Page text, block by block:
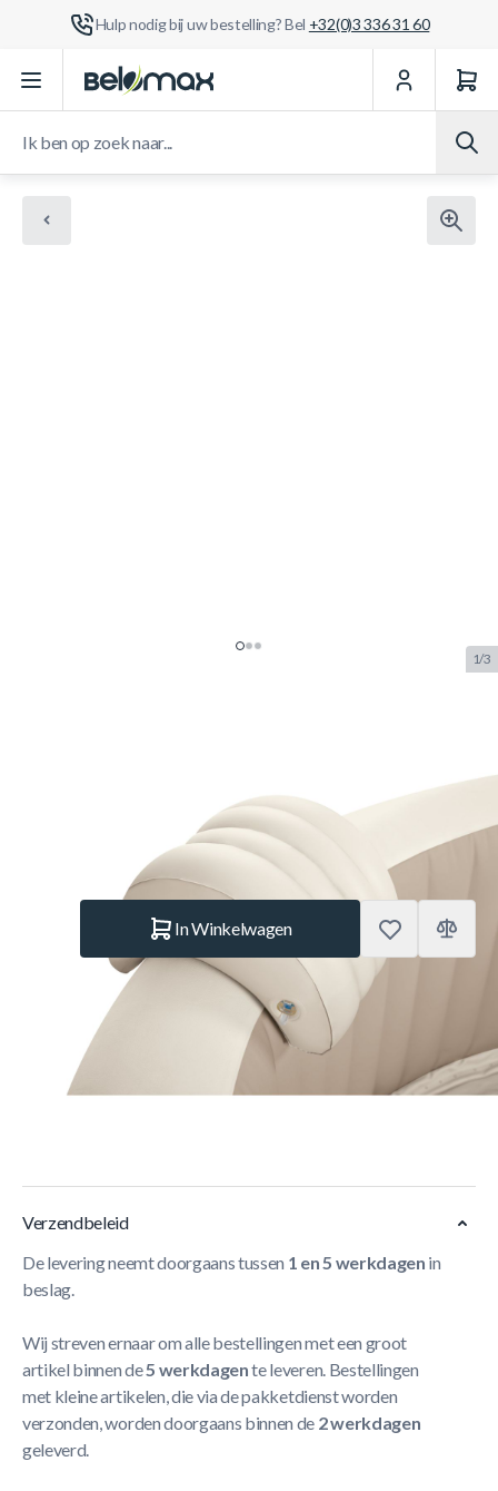
Hulp nodig bij uw bestelling? Bel +32(0)3 336 31 60
Ga naar de inhoud
1/3
Merk:Intex
Op voorraad
In Winkelwagen
Korte Beschrijving
Opblaasbare, ergonomisch hoofdsteun .Eenvoudig te
plaatsen op de Spa-muur. Verzwaard om de hoofdsteun op
Verzendbeleid
De levering neemt doorgaans tussen 1 en 5 werkdagen in
beslag.
Wij streven ernaar om alle bestellingen met een groot
artikel binnen de5 werkdagente leveren. Bestellingen
met kleine artikelen, die via de pakketdienst worden
verzonden, worden doorgaans binnen de 2 werkdagen
geleverd.